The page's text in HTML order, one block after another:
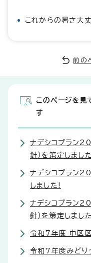
これからの暑さ大
前の
このページを見
す
ナデシコプラン
針）を策定しまし
ナデシコプラン
しました!
ナデシコプラン
針）を策定しました
令和7年度 中区区
令和7年度みどり